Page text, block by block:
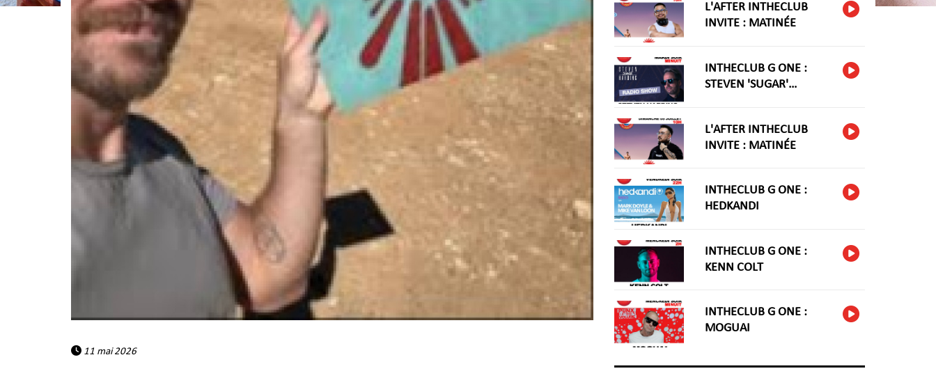
11 mai 2026
L'AFTER INTHECLUB
INVITE : MATINÉE
INTHECLUB G ONE :
STEVEN 'SUGAR'
L'AFTER INTHECLUB
INVITE : MATINÉE
INTHECLUB G ONE :
HEDKANDI
INTHECLUB G ONE :
KENN COLT
INTHECLUB G ONE :
MOGUAI